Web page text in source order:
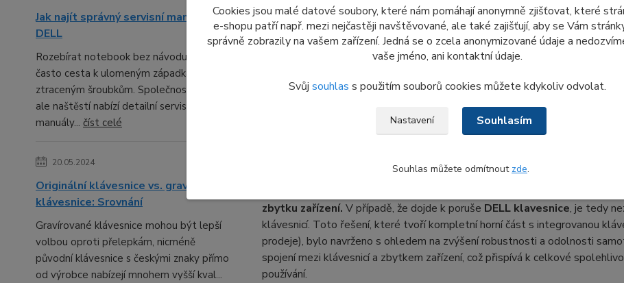
Jak najít správný servisní manuál pro
DELL
Rozebírat notebook bez návodu bývá
často cesta k ulomeným západkám a
ztraceným šroubkům. Společnost DELL
ale naštěstí nabízí detailní servisní
manuály... číst celé
20.05.2024
Originální klávesnice vs. gravírované
klávesnice: Srovnání
Gravírované klávesnice mohou být lepší
volbou oproti přelepkám, nicméně
původní klávesnice s českými znaky přímo
od výrobce nabízejí mnohem vyšší kval...
U této klávesnice snadno nastavíte úroveňLED podsvícení klávesdle
jednoduše při práci stisknutím kombinace funkčních kláves. Je běžné, že
50%, 75% a 100% podsvícení), což zaručuje pohodlné psaní i v
můžete snadno přizpůsobit jas podsvícení okolnímu osvětlení, což
Odolnějsí laptop díky zpevněnému palmrestu
určená pro některé notebooky
klavesnici s podsvitem, ale i palmrest (horní
Klávesnice je pevně uchycena k
zbytku zařízení. V případě, že dojde k poruše DELL klavesnice, je tedy
klávesnicí. Toto řešení, které tvoří kompletní horní část s integrovanou
prodeje), bylo navrženo s ohledem na zvýšení robustnosti a odolnosti
spojení mezi klávesnicí a zbytkem zařízení, což přispívá k celkové
používání.
Cookies jsou malé datové soubory, které nám pomáhají anonymně zjišťovat, které
e-shopu patří např. mezi nejčastěji navštěvované, ale také zajišťují, aby se Vám
správně zobrazily na vašem zařízení. Jedná se o zcela anonymizované údaje a
vaše jméno, ani kontaktní údaje.
Svůj souhlas s použitím souborů cookies můžete kdykoliv odvolat.
Nastavení Souhlasím
Souhlas můžete odmítnout zde.